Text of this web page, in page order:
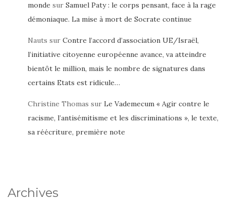
monde sur Samuel Paty : le corps pensant, face à la rage
démoniaque. La mise à mort de Socrate continue
Nauts sur Contre l’accord d’association UE/Israël,
l’initiative citoyenne européenne avance, va atteindre
bientôt le million, mais le nombre de signatures dans
certains Etats est ridicule…
Christine Thomas sur Le Vademecum « Agir contre le
racisme, l’antisémitisme et les discriminations », le texte,
sa réécriture, première note
Archives